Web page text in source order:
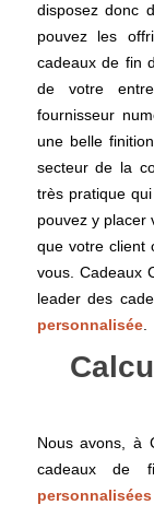
disposez donc
pouvez les
cadeaux de fin
de votre
fournisseur
une belle
secteur de la
très pratique
pouvez y placer
que votre client
vous. Cadeaux
leader des
personnalisée.
Nous avons, à
cadeaux de
personnalisées